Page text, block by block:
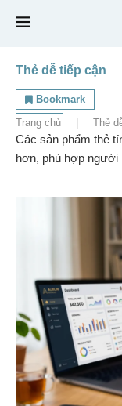
Thẻ dễ tiếp cận
Bookmark
Trang chủ Thẻ
Các sản phẩm thẻ
hơn, phù hợp người